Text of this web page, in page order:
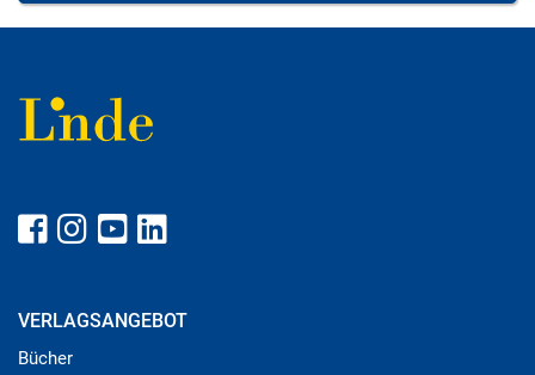
VERLAGSANGEBOT
Bücher